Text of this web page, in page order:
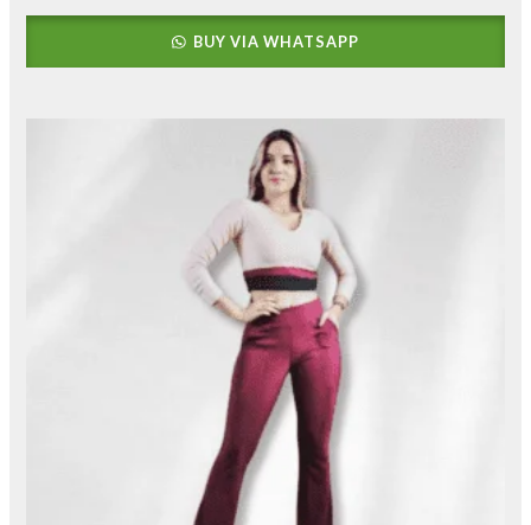
BUY VIA WHATSAPP